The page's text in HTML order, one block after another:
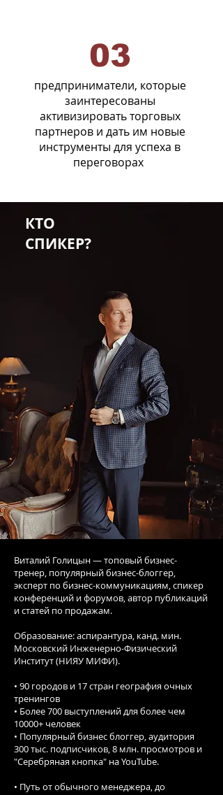
предприниматели, которые
заинтересованы
активизировать торговых
партнеров и дать им новые
инструменты для успеха в
переговорах
03
КТО
СПИКЕР?
Виталий Голицын — топовый бизнес-
тренер, популярный бизнес-блоггер,
эксперт по бизнес-коммуникациям, спикер
конференций и форумов, автор публикаций
и статей по продажам.
Образование: аспирантура, канд. мин.
Московский Инженерно-Физический
Институт (НИЯУ МИФИ).
• 90 городов и 17 стран география очных
тренингов
• Более 700 выступлений для более чем
10000+ человек
• Популярный бизнес блоггер, аудитория
300 тыс. подписчиков, 8 млн. просмотров и
"Серебряная кнопка" на YouTube.
• Путь от обычного менеджера, до